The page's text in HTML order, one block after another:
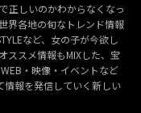
正しいのかわからなくなっ
界各地の旬なトレンド情報
など、女の子が今欲し
ススメ情報もMIXした、宝
・映像・イベントなど
情報を発信していく新しい